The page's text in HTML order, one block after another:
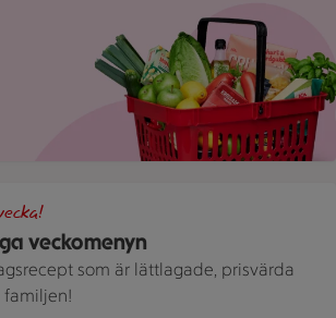
veckomenyn
som är lättlagade, prisvärda
familjen!